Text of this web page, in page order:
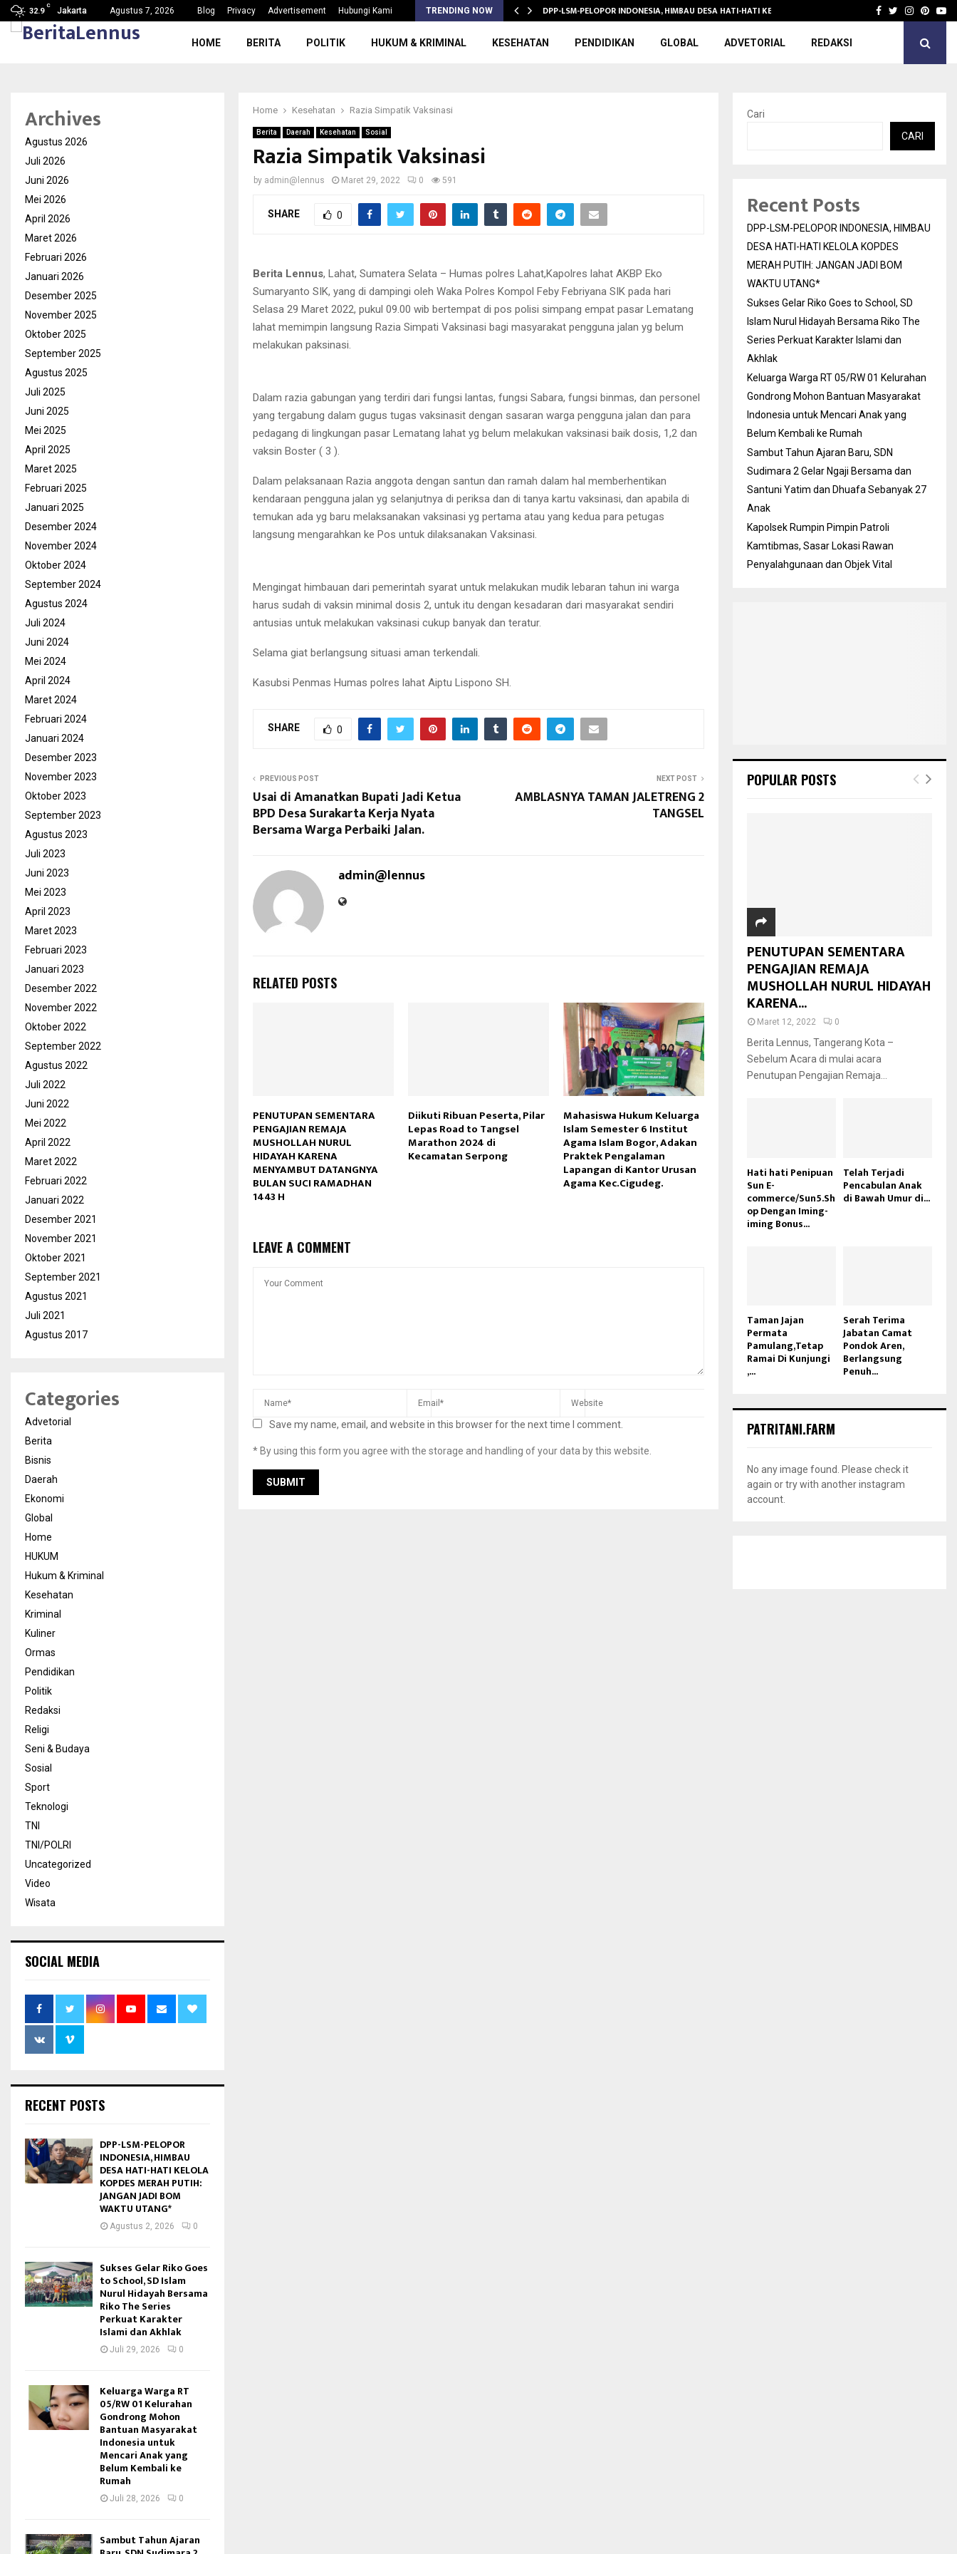
32.9
C
Jakarta Agustus 7, 2026 Blog Privacy Advertisement Hubungi Kami TRENDING NOW
Nama Baik… SDN Karang Tengah 6 Gelar MPLS 2026/2027,… DPP-LSM-PELOPOR INDONESIA, HIMBAU DESA HATI-HATI KELOLA KOPDES… Sukses
Facebook
Twitter
HOME BERITA POLITIK HUKUM & KRIMINAL KESEHATAN PENDIDIKAN GLOBAL ADVETORIAL REDAKSI
Home Kesehatan Razia Simpatik Vaksinasi
Berita Daerah Kesehatan Sosial
Razia Simpatik Vaksinasi
by admin@lennus Maret 29, 2022 0 591
SHARE 0
Berita Lennus, Lahat, Sumatera Selata – Humas polres Lahat,Kapolres lahat AKBP Eko
Sumaryanto SIK, yang di dampingi oleh Waka Polres Kompol Feby Febriyana SIK pada hari
Selasa 29 Maret 2022, pukul 09.00 wib bertempat di pos polisi simpang empat pasar Lematang
lahat memimpin langsung Razia Simpati Vaksinasi bagi masyarakat pengguna jalan yg belum
melakukan paksinasi.
Dalam razia gabungan yang terdiri dari fungsi lantas, fungsi Sabara, fungsi binmas, dan personel
yang tergabung dalam gugus tugas vaksinasit dengan sasaran warga pengguna jalan dan para
pedagang di lingkungan pasar Lematang lahat yg belum melakukan vaksinasi baik dosis, 1,2 dan
vaksin Boster ( 3 ).
Dalam pelaksanaan Razia anggota dengan santun dan ramah dalam hal memberhentikan
kendaraan pengguna jalan yg selanjutnya di periksa dan di tanya kartu vaksinasi, dan apabila di
temukan ada yg baru melaksanakan vaksinasi yg pertama atau yang kedua para petugas
langsung mengarahkan ke Pos untuk dilaksanakan Vaksinasi.
Mengingat himbauan dari pemerintah syarat untuk melakukan mudik lebaran tahun ini warga
harus sudah di vaksin minimal dosis 2, untuk itu dengan kesadaran dari masyarakat sendiri
antusias untuk melakukan vaksinasi cukup banyak dan teratur.
Selama giat berlangsung situasi aman terkendali.
Kasubsi Penmas Humas polres lahat Aiptu Lispono SH.
SHARE 0
PREVIOUS POST
Usai di Amanatkan Bupati Jadi Ketua
BPD Desa Surakarta Kerja Nyata
Bersama Warga Perbaiki Jalan.
NEXT POST
AMBLASNYA TAMAN JALETRENG 2
TANGSEL
admin@lennus
RELATED POSTS
PENUTUPAN SEMENTARA
PENGAJIAN REMAJA
MUSHOLLAH NURUL
HIDAYAH KARENA
MENYAMBUT DATANGNYA
BULAN SUCI RAMADHAN
1443 H
Diikuti Ribuan Peserta, Pilar
Lepas Road to Tangsel
Marathon 2024 di
Kecamatan Serpong
Mahasiswa Hukum Keluarga
Islam Semester 6 Institut
Agama Islam Bogor, Adakan
Praktek Pengalaman
Lapangan di Kantor Urusan
Agama Kec.Cigudeg.
LEAVE A COMMENT
Save my name, email, and website in this browser for the next time I comment.
* By using this form you agree with the storage and handling of your data by this website.
Archives
Agustus 2026
Juli 2026
Juni 2026
Mei 2026
April 2026
Maret 2026
Februari 2026
Januari 2026
Desember 2025
November 2025
Oktober 2025
September 2025
Agustus 2025
Juli 2025
Juni 2025
Mei 2025
April 2025
Maret 2025
Februari 2025
Januari 2025
Desember 2024
November 2024
Oktober 2024
September 2024
Agustus 2024
Juli 2024
Juni 2024
Mei 2024
April 2024
Maret 2024
Februari 2024
Januari 2024
Desember 2023
November 2023
Oktober 2023
September 2023
Agustus 2023
Juli 2023
Juni 2023
Mei 2023
April 2023
Maret 2023
Februari 2023
Januari 2023
Desember 2022
November 2022
Oktober 2022
September 2022
Agustus 2022
Juli 2022
Juni 2022
Mei 2022
April 2022
Maret 2022
Februari 2022
Januari 2022
Desember 2021
November 2021
Oktober 2021
September 2021
Agustus 2021
Juli 2021
Agustus 2017
Categories
Advetorial
Berita
Bisnis
Daerah
Ekonomi
Global
Home
HUKUM
Hukum & Kriminal
Kesehatan
Kriminal
Kuliner
Ormas
Pendidikan
Politik
Redaksi
Religi
Seni & Budaya
Sosial
Sport
Teknologi
TNI
TNI/POLRI
Uncategorized
Video
Wisata
SOCIAL MEDIA
RECENT POSTS
DPP-LSM-PELOPOR
INDONESIA, HIMBAU
DESA HATI-HATI KELOLA
KOPDES MERAH PUTIH:
JANGAN JADI BOM
WAKTU UTANG*
Agustus 2, 2026 0
Sukses Gelar Riko Goes
to School, SD Islam
Nurul Hidayah Bersama
Riko The Series
Perkuat Karakter
Islami dan Akhlak
Juli 29, 2026 0
Keluarga Warga RT
05/RW 01 Kelurahan
Gondrong Mohon
Bantuan Masyarakat
Indonesia untuk
Mencari Anak yang
Belum Kembali ke
Rumah
Juli 28, 2026 0
Sambut Tahun Ajaran
Cari
CARI
Recent Posts
DPP-LSM-PELOPOR INDONESIA, HIMBAU
DESA HATI-HATI KELOLA KOPDES
MERAH PUTIH: JANGAN JADI BOM
WAKTU UTANG*
Sukses Gelar Riko Goes to School, SD
Islam Nurul Hidayah Bersama Riko The
Series Perkuat Karakter Islami dan
Akhlak
Keluarga Warga RT 05/RW 01 Kelurahan
Gondrong Mohon Bantuan Masyarakat
Indonesia untuk Mencari Anak yang
Belum Kembali ke Rumah
Sambut Tahun Ajaran Baru, SDN
Sudimara 2 Gelar Ngaji Bersama dan
Santuni Yatim dan Dhuafa Sebanyak 27
Anak
Kapolsek Rumpin Pimpin Patroli
Kamtibmas, Sasar Lokasi Rawan
Penyalahgunaan dan Objek Vital
POPULAR POSTS
PENUTUPAN SEMENTARA
PENGAJIAN REMAJA
MUSHOLLAH NURUL HIDAYAH
KARENA...
Maret 12, 2022 0
Berita Lennus, Tangerang Kota –
Sebelum Acara di mulai acara
Penutupan Pengajian Remaja...
Hati hati Penipuan
Sun E-
commerce/Sun5.Sh
op Dengan Iming-
iming Bonus...
Telah Terjadi
Pencabulan Anak
di Bawah Umur di...
Taman Jajan
Permata
Pamulang,Tetap
Ramai Di Kunjungi
,...
Serah Terima
Jabatan Camat
Pondok Aren,
Berlangsung
Penuh...
PATRITANI.FARM
No any image found. Please check it
again or try with another instagram
account.